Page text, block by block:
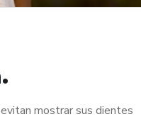
mostrar sus dientes